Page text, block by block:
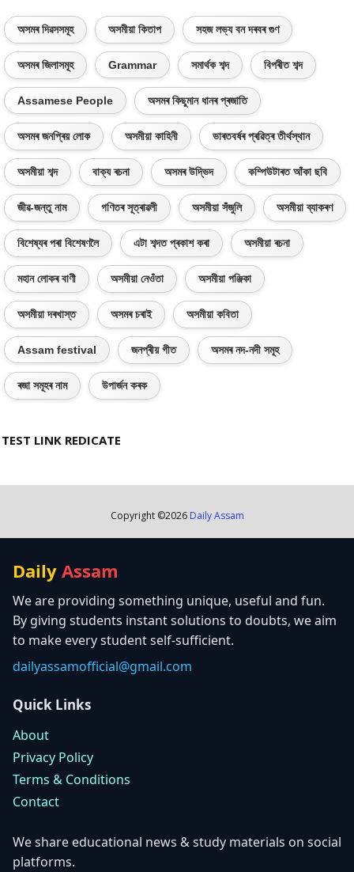
অসমৰ দিৱসসমূহ অসমীয়া কিতাপ সহজ লভ্য বন দৰবৰ গুণ
অসমৰ জিলাসমূহ Grammar সমাৰ্থক শব্দ বিপৰীত শব্দ
Assamese People অসমৰ কিছুমান ধানৰ প্ৰজাতি
অসমৰ জনপ্ৰিয় লোক অসমীয়া কাহিনী ভাৰতবৰ্ষৰ প্ৰৱিত্ৰ তীৰ্থস্থান
অসমীয়া শব্দ বাক্য ৰচনা অসমৰ উদ্ভিদ কম্পিউটাৰত আঁকা ছবি
জীৱ-জন্তু নাম গণিতৰ সূত্ৰাৱলী অসমীয়া সঁজুলি অসমীয়া ব্যাকৰণ
বিশেষ্যৰ পৰা বিশেষণলৈ এটা শব্দত প্ৰকাশ কৰা অসমীয়া ৰচনা
মহান লোকৰ বাণী অসমীয়া নেওঁতা অসমীয়া পঞ্জিকা
অসমীয়া দৰখাস্ত অসমৰ চৰাই অসমীয়া কবিতা
Assam festival জনপ্ৰীয় গীত অসমৰ নদ-নদী সমূহ
ৰজা সমূহৰ নাম উপাৰ্জন কৰক
TEST LINK REDICATE
Copyright ©2026 Daily Assam
Daily Assam
We are providing something unique, useful and fun.
By giving students instant solutions to doubts, we aim
to make every student self-sufficient.
dailyassamofficial@gmail.com
Quick Links
About
Privacy Policy
Terms & Conditions
Contact
We share educational news & study materials on social
platforms.